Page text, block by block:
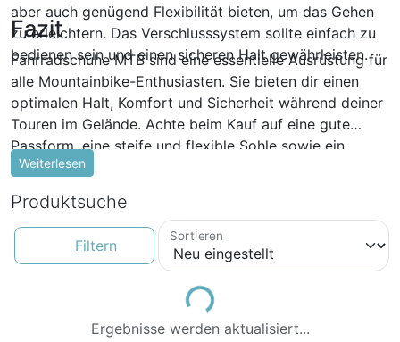
aber auch genügend Flexibilität bieten, um das Gehen
zu erleichtern. Das Verschlusssystem sollte einfach zu
bedienen sein und einen sicheren Halt gewährleisten.
Fazit
Fahrradschuhe MTB sind eine essentielle Ausrüstung für
alle Mountainbike-Enthusiasten. Sie bieten dir einen
optimalen Halt, Komfort und Sicherheit während deiner
Touren im Gelände. Achte beim Kauf auf eine gute
Passform, eine steife und flexible Sohle sowie ein
sicheres Verschlusssystem. Mit den richtigen
Erlebnis herausholen.
Weiterlesen
Produktsuche
Filtern
Sortieren
Loading...
Ergebnisse werden aktualisiert...